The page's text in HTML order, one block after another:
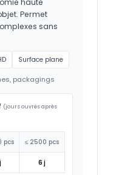
haute
Permet
sans
Surface plane
packagings
(jours ouvrés après
pcs ≤ 2500 pcs
6 j